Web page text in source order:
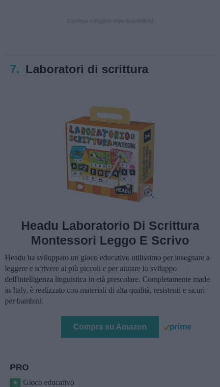
7. Laboratori di scrittura
Headu Laboratorio Di Scrittura
Montessori Leggo E Scrivo
Headu ha sviluppato un gioco educativo utilissimo per insegnare a
leggere e scrivere ai più piccoli e per aiutare lo sviluppo
dell'intelligenza linguistica in età prescolare. Completamente made
in Italy, è realizzato con materiali di alta qualità, resistenti e sicuri
per bambini.
Compra su Amazon
PRO
Gioco educativo